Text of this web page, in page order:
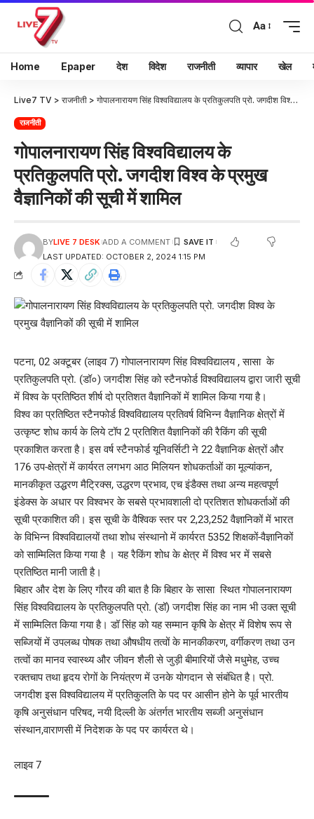
Aa
Home Epaper देश विदेश राजनीती व्यापार खेल
Live7 TV > राजनीती > गोपालनारायण सिंह विश्वविद्यालय के प्रतिकुलपति प्रो. जगदीश विश्व के प्रमुख वैज्ञानिकों की सूची में शामिल
राजनीती
गोपालनारायण सिंह विश्वविद्यालय के
प्रतिकुलपति प्रो. जगदीश विश्व के प्रमुख
वैज्ञानिकों की सूची में शामिल
LAST UPDATED: OCTOBER 2, 2024 1:15 PM
BYLIVE 7 DESK ADD A COMMENT
पटना, 02 अक्टूबर (लाइव 7) गोपालनारायण सिंह विश्वविद्यालय , सासा के
प्रतिकुलपति प्रो. (डॉ०) जगदीश सिंह को स्टैनफोर्ड विश्वविद्यालय द्वारा जारी सूची
में विश्व के प्रतिष्ठित शीर्ष दो प्रतिशत वैज्ञानिकों में शामिल किया गया है।
विश्व का प्रतिष्ठित स्टैनफोर्ड विश्वविद्यालय प्रतिवर्ष विभिन्न वैज्ञानिक क्षेत्रों में
उत्कृष्ट शोध कार्य के लिये टॉप 2 प्रतिशित वैज्ञानिकों की रैकिंग की सूची
प्रकाशित करता है। इस वर्ष स्टैनफोर्ड यूनिवर्सिटी ने 22 वैज्ञानिक क्षेत्रों और
176 उप-क्षेत्रों में कार्यरत लगभग आठ मिलियन शोधकर्ताओं का मूल्यांकन,
मानकीकृत उद्धरण मैट्रिक्स, उद्धरण प्रभाव, एच इंडैक्स तथा अन्य महत्वपूर्ण
इंडेक्स के अधार पर विश्वभर के सबसे प्रभावशाली दो प्रतिशत शोधकर्ताओं की
सूची प्रकाशित की। इस सूची के वैश्विक स्तर पर 2,23,252 वैज्ञानिकों में भारत
के विभिन्न विश्वविद्यालयों तथा शोध संस्थानो में कार्यरत 5352 शिक्षकों-वैज्ञानिकों
को साम्मिलित किया गया है । यह रैकिंग शोध के क्षेत्र में विश्व भर में सबसे
प्रतिष्ठित मानी जाती है।
बिहार और देश के लिए गौरव की बात है कि बिहार के सासा स्थित गोपालनारायण
सिंह विश्वविद्यालय के प्रतिकुलपति प्रो. (डॉ) जगदीश सिंह का नाम भी उक्त सूची
में साम्मिलित किया गया है। डॉ सिंह को यह सम्मान कृषि के क्षेत्र में विशेष रूप से
सब्जियों में उपलब्ध पोषक तथा औषधीय तत्वों के मानकीकरण, वर्गीकरण तथा उन
तत्वों का मानव स्वास्थ्य और जीवन शैली से जुड़ी बीमारियों जैसे मधुमेह, उच्च
रक्तचाप तथा हृदय रोगों के नियंत्रण में उनके योगदान से संबंधित है। प्रो.
जगदीश इस विश्वविद्यालय में प्रतिकुलति के पद पर आसीन होने के पूर्व भारतीय
कृषि अनुसंधान परिषद, नयी दिल्ली के अंतर्गत भारतीय सब्जी अनुसंधान
संस्थान,वाराणसी में निदेशक के पद पर कार्यरत थे।
लाइव 7